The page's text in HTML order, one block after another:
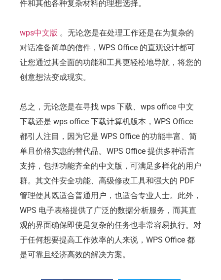
件和其他各种复杂材料的理想选择。
wps中文版 。无论您是在处理工作还是在为复杂的
对话准备简单的信件，WPS Office 的直观设计都可
让您通过其全面的功能和工具更轻松地导航，将您的
创意想法变成现实。
总之，无论您是在寻找 wps 下载、wps office 中文
下载还是 wps office 下载计算机版本，WPS Office
都引人注目，因为它是 WPS Office 的功能丰富、简
单且价格实惠的替代品。WPS Office 提供多种语言
支持，包括功能齐全的中文版，可满足多样化的用户
群。其文件安全功能、高级修改工具和强大的 PDF
管理使其既适合普通用户，也适合专业人士。此外，
WPS 电子表格提供了广泛的数据分析服务，而其直
观的界面确保即使是复杂的任务也非常容易执行。对
于任何想要提高工作效率的人来说，WPS Office 都
是可靠且经济高效的解决方案。